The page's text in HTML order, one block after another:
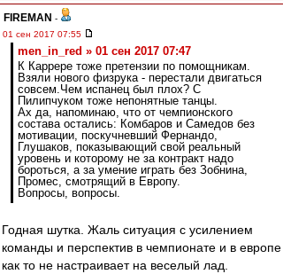
FIREMAN -
01 сен 2017 07:55
men_in_red » 01 сен 2017 07:47
К Каррере тоже претензии по помощникам.
Взяли нового физрука - перестали двигаться
совсем.Чем испанец был плох? С
Пилипчуком тоже непонятные танцы.
Ах да, напоминаю, что от чемпионского
состава остались: Комбаров и Самедов без
мотивации, поскучневший Фернандо,
Глушаков, показывающий свой реальный
уровень и которому не за контракт надо
бороться, а за умение играть без Зобнина,
Промес, смотрящий в Европу.
Вопросы, вопросы.
Годная шутка. Жаль ситуация с усилением
команды и перспектив в чемпионате и в европе
как то не настраивает на веселый лад.